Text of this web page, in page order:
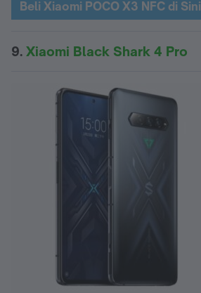
Beli Xiaomi POCO X3 NFC di Sini
9. Xiaomi Black Shark 4 Pro